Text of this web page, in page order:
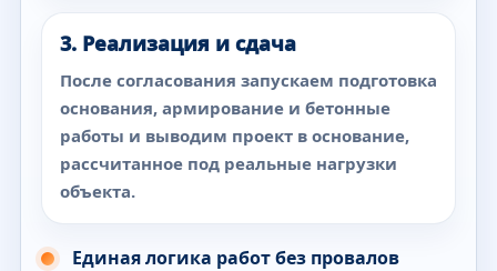
3. Реализация и сдача
После согласования запускаем подготовка
основания, армирование и бетонные
работы и выводим проект в основание,
рассчитанное под реальные нагрузки
объекта.
Единая логика работ без провалов